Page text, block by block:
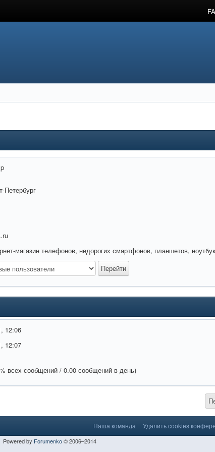
Петербург
магазин телефонов, недорогих смартфонов, планшетов,
12:06
12:07
всех сообщений / 0.00 сообщений в день)
Наша команда Удалить cookies
Powered by Forumenko© 2006–2014